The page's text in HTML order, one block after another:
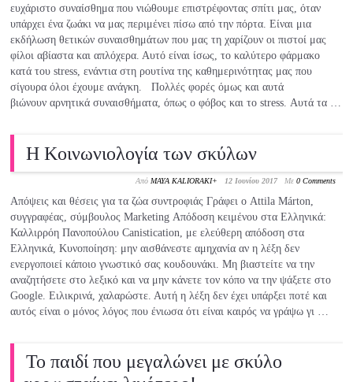
ευχάριστο συναίσθημα που νιώθουμε επιστρέφοντας σπίτι μας, όταν
υπάρχει ένα ζωάκι να μας περιμένει πίσω από την πόρτα. Είναι μια
εκδήλωση θετικών συναισθημάτων που μας τη χαρίζουν οι πιστοί μας
φίλοι αβίαστα και απλόχερα. Αυτό είναι ίσως, το καλύτερο φάρμακο
κατά του stress, ενάντια στη ρουτίνα της καθημερινότητας μας που
σίγουρα όλοι έχουμε ανάγκη. Πολλές φορές όμως και αυτά
βιώνουν αρνητικά συναισθήματα, όπως ο φόβος και το stress. Αυτά τα …
Η Κοινωνιολογία των σκύλων
Από MAYA KALIORAKI+ 12 Ιουνίου 2017 Με0 Comments
Απόψεις και θέσεις για τα ζώα συντροφιάς Γράφει ο Attila Márton,
συγγραφέας, σύμβουλος Marketing Απόδοση κειμένου στα Ελληνικά:
Καλλιρρόη Πανοπούλου Canistication, με ελεύθερη απόδοση στα
Ελληνικά, Κυνοποίηση: μην αισθάνεστε αμηχανία αν η λέξη δεν
ενεργοποιεί κάποιο γνωστικό σας κουδουνάκι. Μη βιαστείτε να την
αναζητήσετε στο λεξικό και να μην κάνετε τον κόπο να την ψάξετε στο
Google. Ειλικρινά, χαλαρώστε. Αυτή η λέξη δεν έχει υπάρξει ποτέ και
αυτός είναι ο μόνος λόγος που ένιωσα ότι είναι καιρός να γράψω γι …
Το παιδί που μεγαλώνει με σκύλο